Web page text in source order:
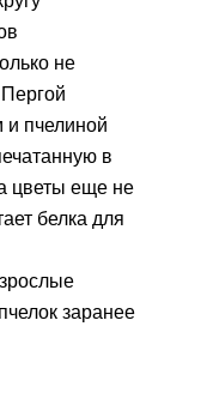
не
пчелиной
в
цветы еще не
белка для
заранее